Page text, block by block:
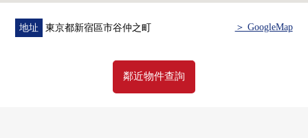
(2026年6月交換)
0洗碗機有
0對流式微波蘇烤爐有
○ 有約8.8張塌塌米主卧室的舒適的計劃
○ 1620尺寸的有寬敞的浴室+窗的舒適的公共汽車時間
地址 東京都新宿區市谷仲之町 ＞ GoogleMap
鄰近物件查詢